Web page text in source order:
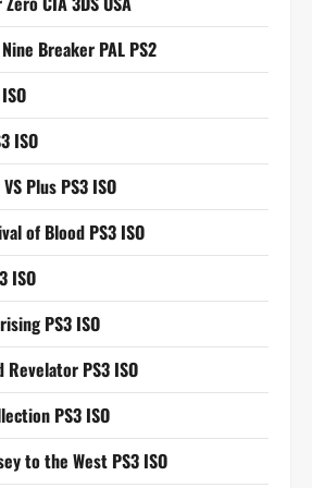
Breaker PAL PS2
ISO
Plus PS3 ISO
of Blood PS3 ISO
ISO
PS3 ISO
Revelator PS3 ISO
PS3 ISO
to the West PS3 ISO